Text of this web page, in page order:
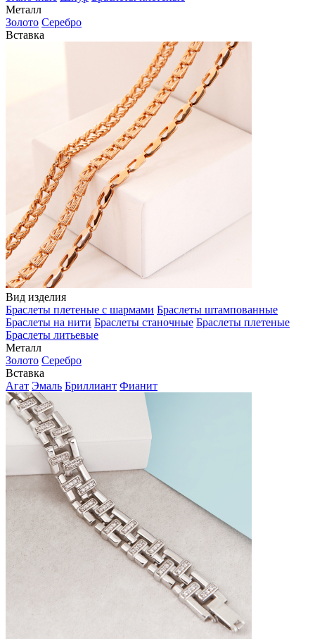
Металл
Золото Серебро
Вставка
Вид изделия
Браслеты плетеные с шармами Браслеты штампованные
Браслеты на нити Браслеты станочные Браслеты плетеные
Браслеты литьевые
Металл
Золото Серебро
Вставка
Агат Эмаль Бриллиант Фианит